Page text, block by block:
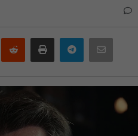
PinterestReddit Print Telegram